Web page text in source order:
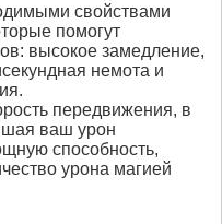
свойствами
помогут
высокое замедление,
немота и
передвижения, в
ваш урон
способность,
урона магией